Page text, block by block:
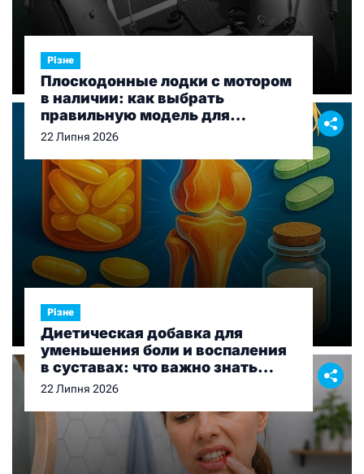
Різне
Плоскодонные лодки с мотором
в наличии: как выбрать
правильную модель для
рыбалки и отдыха
22 Липня 2026
Різне
Диетическая добавка для
уменьшения боли и воспаления
в суставах: что важно знать
перед выбором
22 Липня 2026